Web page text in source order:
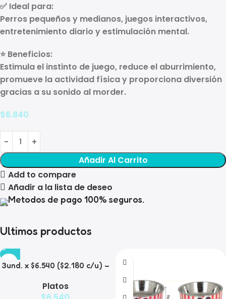
✅ Ideal para:
Perros pequeños y medianos, juegos interactivos,
entretenimiento diario y estimulación mental.
⭐ Beneficios:
Estimula el instinto de juego, reduce el aburrimiento,
promueve la actividad física y proporciona diversión
gracias a su sonido al morder.
$6.840
Añadir Al Carrito
Add to compare
Añadir a la lista de deseo
Metodos de pago 100% seguros.
Ultimos productos
3und. x $6.540 ($2.180 c/u) –
Mascotas con Diseño
Platos